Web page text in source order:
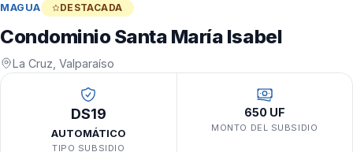
MAGUA DESTACADA
Condominio Santa María Isabel
La Cruz, Valparaíso
DS19
AUTOMÁTICO
TIPO SUBSIDIO
650 UF
MONTO DEL SUBSIDIO